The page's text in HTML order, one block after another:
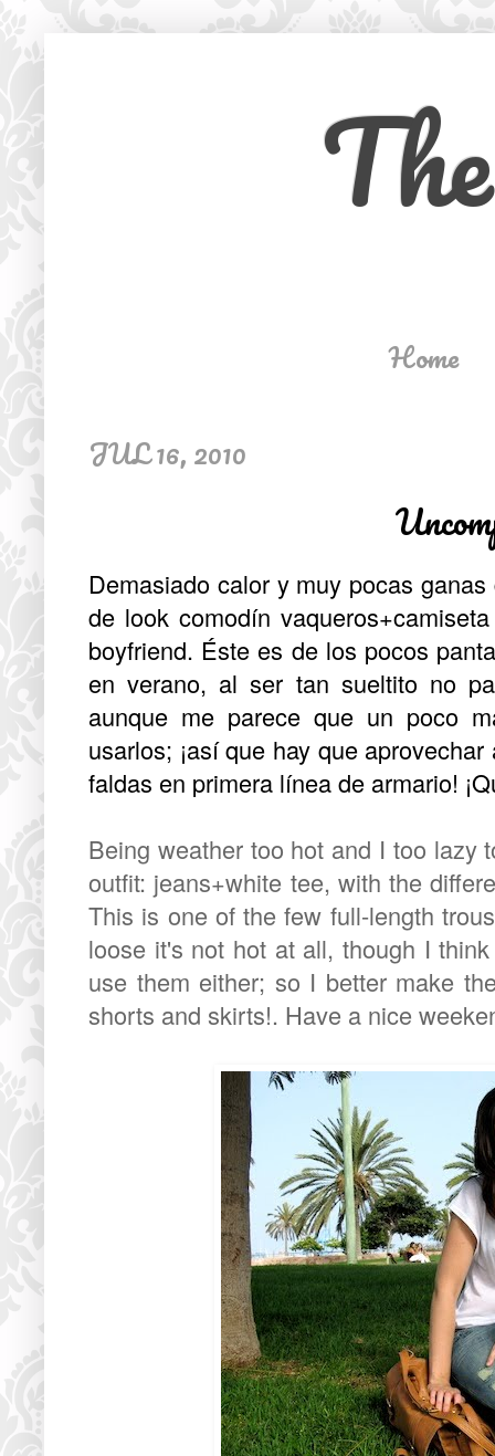
Home
JUL 16, 2010
Demasiado calor y muy pocas
de look comodín
boyfriend. Éste es de los pocos
en verano, al ser tan sueltito no
aunque me parece que un poco
usarlos; ¡así que hay que
faldas en primera línea de armario!
Being weather too hot and I too lazy
outfit: jeans+white tee, with the
This is one of the few full-length
loose it's not hot at all, though I
use them either; so I better make
shorts and skirts!. Have a nice